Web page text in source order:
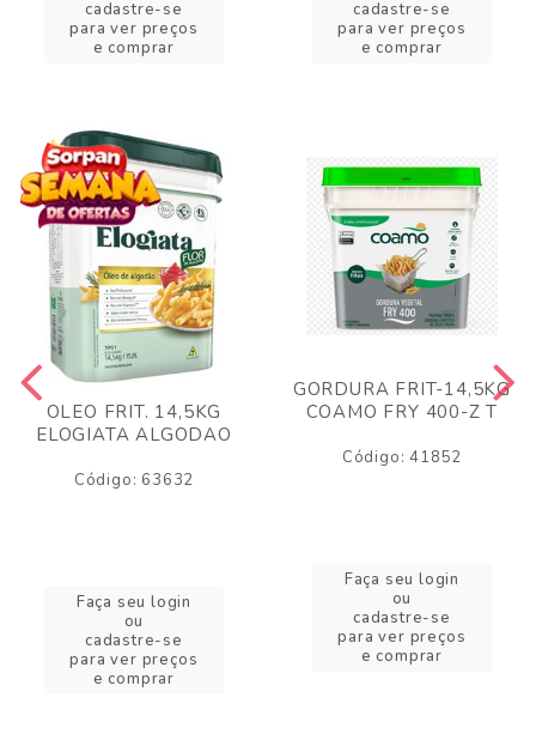
cadastre-se
para ver preços
e comprar
cadastre-se
para ver preços
e comprar
OLEO FRIT. 14,5KG
ELOGIATA ALGODAO
Código: 63632
Faça seu login
ou
cadastre-se
para ver preços
e comprar
GORDURA FRIT-14,5KG
COAMO FRY 400-Z T
Código: 41852
Faça seu login
ou
cadastre-se
para ver preços
e comprar